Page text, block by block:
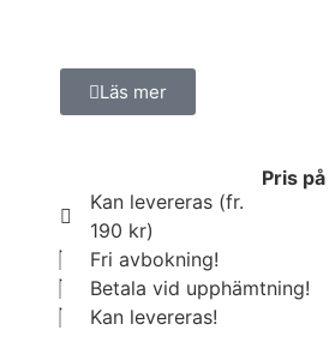
Läs mer
Kan levereras (fr.
190 kr)
Pris
Fri avbokning!
Betala vid upphämtning!
Kan levereras!